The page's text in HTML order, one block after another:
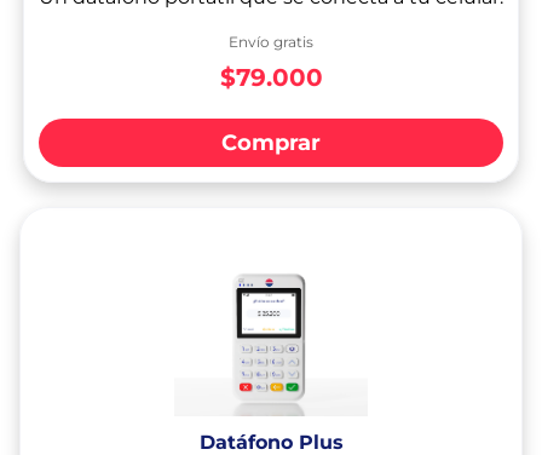
Envío gratis
$79.000
Comprar
Datáfono Plus